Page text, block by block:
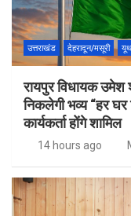
उत्तराखंड देहरादून/मसूरी यूथ
रायपुर विधायक उमेश
निकलेगी भव्य “हर घर
कार्यकर्ता होंगे शामिल
14 hours ago